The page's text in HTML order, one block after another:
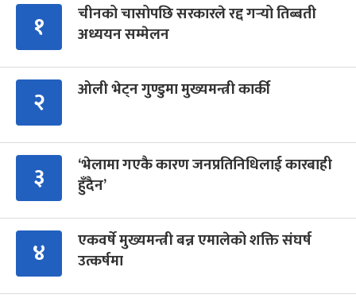
१
चीनको चासोपछि सरकारले रद्द गर्‍यो तिब्बती
अध्ययन सम्मेलन
२ ओली भेट्न गुण्डुमा मुख्यमन्त्री कार्की
३
‘भेलामा गएकै कारण जनप्रतिनिधिलाई कारबाही
हुँदैन’
४
एकवर्षे मुख्यमन्त्री बन्न एमालेको शक्ति संघर्ष
उत्कर्षमा